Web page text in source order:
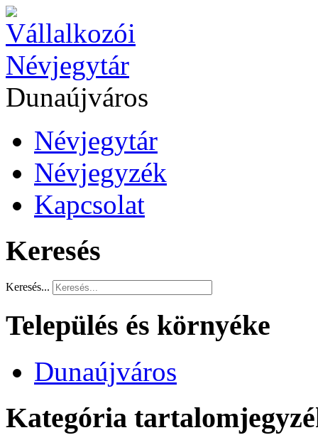
Dunaújváros
Névjegytár
Névjegyzék
Kapcsolat
Keresés
Keresés...
Település és környéke
Dunaújváros
Kategória